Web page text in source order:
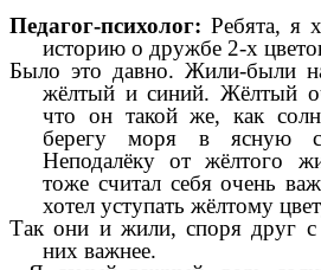
Педагог-психолог: Ребята, я
историю о дружбе 2-х
Было это давно. Жили-были
жёлтый и синий. Жёлтый
что он такой же, как
берегу моря в ясную
Неподалёку от жёлтого
тоже считал себя очень
хотел уступать жёлтому
Так они и жили, споря друг
них важнее.